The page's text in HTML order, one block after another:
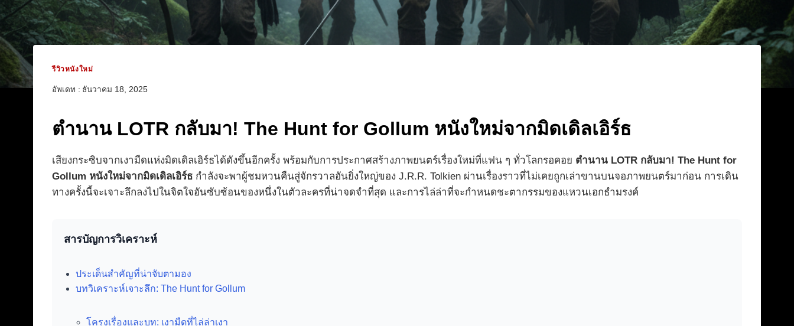
รีวิวหนังใหม่
อัพเดท : ธันวาคม 18, 2025
ตำนาน LOTR กลับมา! The Hunt for Gollum หนังใหม่จากมิดเดิลเอิร์ธ
เสียงกระซิบจากเงามืดแห่งมิดเดิลเอิร์ธได้ดังขึ้นอีกครั้ง พร้อมกับการประกาศสร้างภาพยนตร์เรื่องใหม่ที่แฟน ๆ ทั่วโลกรอคอย ตำนาน LOTR กลับมา! The Hunt for
Gollum หนังใหม่จากมิดเดิลเอิร์ธ กำลังจะพาผู้ชมหวนคืนสู่จักรวาลอันยิ่งใหญ่ของ J.R.R. Tolkien ผ่านเรื่องราวที่ไม่เคยถูกเล่าขานบนจอภาพยนตร์มาก่อน การเดิน
ทางครั้งนี้จะเจาะลึกลงไปในจิตใจอันซับซ้อนของหนึ่งในตัวละครที่น่าจดจำที่สุด และการไล่ล่าที่จะกำหนดชะตากรรมของแหวนเอกธำมรงค์
สารบัญการวิเคราะห์
ประเด็นสำคัญที่น่าจับตามอง
บทวิเคราะห์เจาะลึก: The Hunt for Gollum
โครงเรื่องและบท: เงามืดที่ไล่ล่าเงา